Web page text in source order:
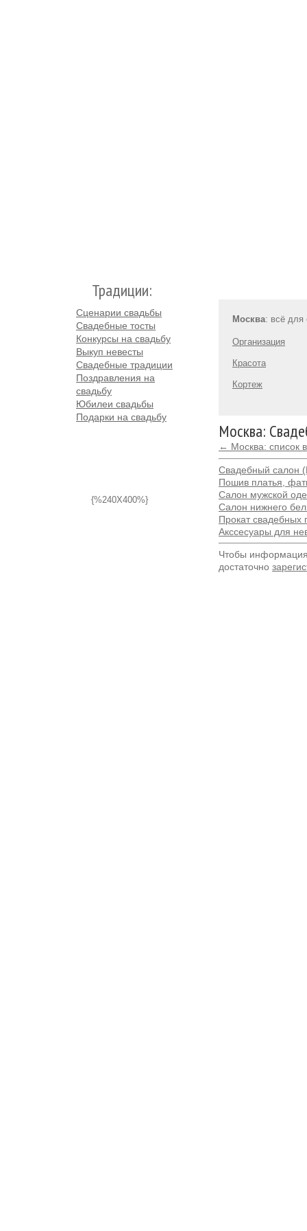
Традиции:
Сценарии свадьбы
Свадебные тосты
Конкурсы на свадьбу
Выкуп невесты
Свадебные традиции
Поздравления на
свадьбу
Юбилеи свадьбы
Подарки на свадьбу
{%240X400%}
Москва: всё для
Организация
Красота
Кортеж
Москва:
← Москва: список
Свадебный салон
Пошив платья,
Салон мужской
Салон нижнего
Прокат свадебных
Акссесуары для
Чтобы
достаточно